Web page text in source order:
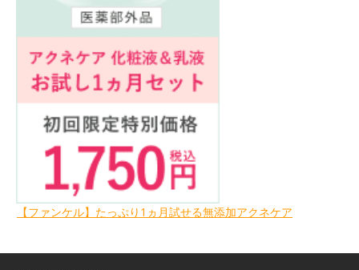
【ファンケル】たっぷり1ヵ月試せる無添加アクネケア